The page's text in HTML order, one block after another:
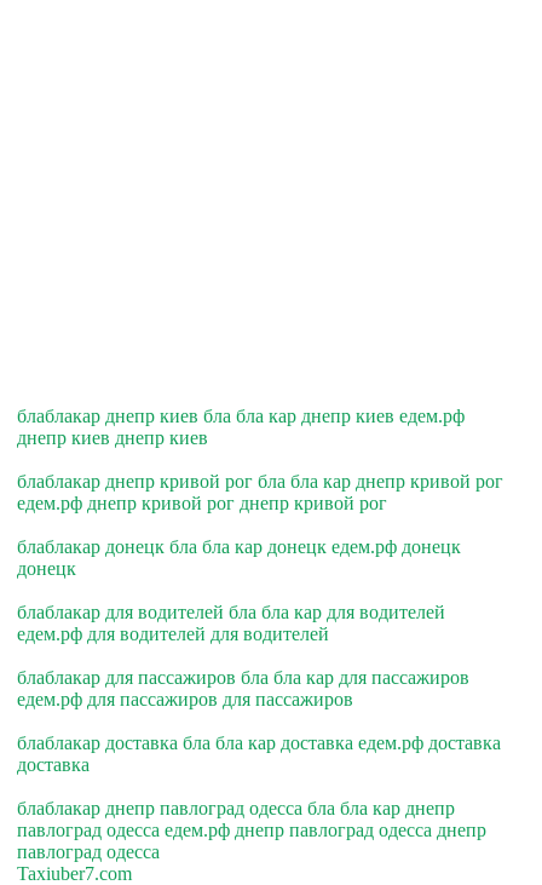
блаблакар днепр киев бла бла кар днепр киев едем.рф
днепр киев днепр киев
блаблакар днепр кривой рог бла бла кар днепр кривой рог
едем.рф днепр кривой рог днепр кривой рог
блаблакар донецк бла бла кар донецк едем.рф донецк
донецк
блаблакар для водителей бла бла кар для водителей
едем.рф для водителей для водителей
блаблакар для пассажиров бла бла кар для пассажиров
едем.рф для пассажиров для пассажиров
блаблакар доставка бла бла кар доставка едем.рф доставка
доставка
блаблакар днепр павлоград одесса бла бла кар днепр
павлоград одесса едем.рф днепр павлоград одесса днепр
павлоград одесса
Taxiuber7.com